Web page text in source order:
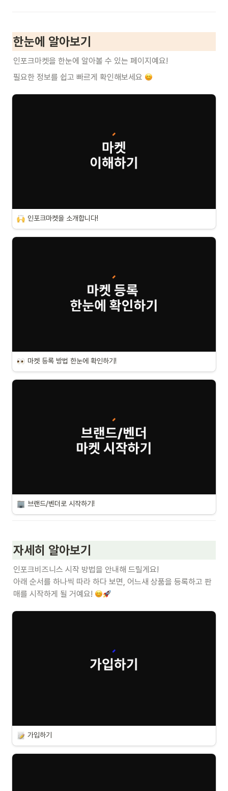
한눈에 알아보기
인포크마켓을 한눈에 알아볼 수 있는 페이지예요!
필요한 정보를 쉽고 빠르게 확인해보세요
인포크마켓을 소개합니다!
마켓 등록 방법 한눈에 확인하기!
브랜드/벤더로 시작하기!
자세히 알아보기
인포크비즈니스 시작 방법을 안내해 드릴게요!
아래 순서를 하나씩 따라 하다 보면, 어느새 상품을 등록하고 판
매를 시작하게 될 거예요!
가입하기